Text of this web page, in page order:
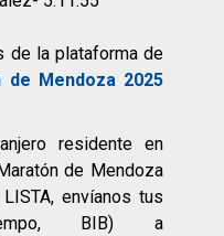
de la plataforma de
de Mendoza 2025
residente en
de Mendoza
envíanos tus
BIB) a